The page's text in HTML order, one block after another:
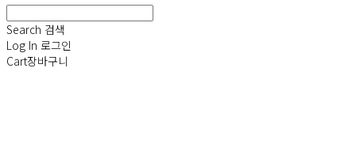
Search 검색
Log In 로그인
Cart장바구니